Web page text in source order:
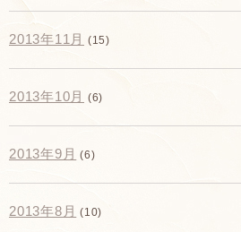
2013年11月 (15)
2013年10月 (6)
2013年9月 (6)
2013年8月 (10)